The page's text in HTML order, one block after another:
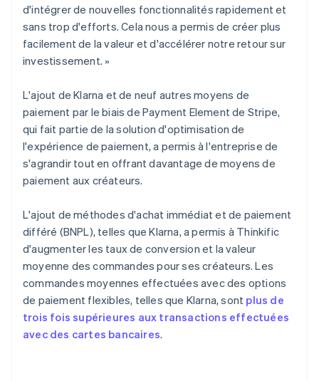
d'intégrer de nouvelles fonctionnalités rapidement et
sans trop d'efforts. Cela nous a permis de créer plus
facilement de la valeur et d'accélérer notre retour sur
investissement. »
L'ajout de Klarna et de neuf autres moyens de
paiement par le biais de Payment Element de Stripe,
qui fait partie de la solution d'optimisation de
l'expérience de paiement, a permis à l'entreprise de
s'agrandir tout en offrant davantage de moyens de
paiement aux créateurs.
L'ajout de méthodes d'achat immédiat et de paiement
différé (BNPL), telles que Klarna, a permis à Thinkific
d'augmenter les taux de conversion et la valeur
moyenne des commandes pour ses créateurs. Les
commandes moyennes effectuées avec des options
de paiement flexibles, telles que Klarna, sont plus de
trois fois supérieures aux transactions effectuées
avec des cartes bancaires.